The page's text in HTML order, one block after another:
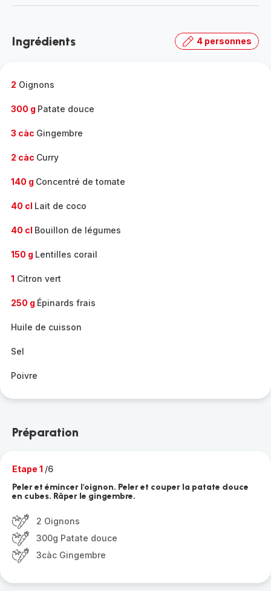
-
gamme
Ingrédients 4 personnes
2 Oignons
300 g Patate douce
3 càc Gingembre
2 càc Curry
140 g Concentré de tomate
40 cl Lait de coco
40 cl Bouillon de légumes
150 g Lentilles corail
1 Citron vert
250 g Épinards frais
Huile de cuisson
Sel
Poivre
Préparation
Etape 1 /6
Peler et émincer l'oignon. Peler et couper la patate douce
en cubes. Râper le gingembre.
2 Oignons
300g Patate douce
3càc Gingembre